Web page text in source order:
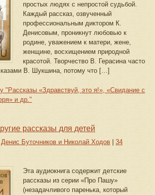
простых людях с непростой судьбой.
Каждый рассказ, озвученный
профессиональным диктором К.
Денисовым, проникнут любовью к
родине, уважением к матери, жене,
женщине, восхищением природной
красотой. Творчество В. Герасина часто
В. Шукшина, потому что […]
"Рассказы «Здравствуй, это я!», «Свидание с
и др."
рассказы для детей
Денис Буточников и Николай Ходов
34
Эта аудиокнига содержит детские
рассказы из серии «Про Пашу»
(незадачливого паренька, который